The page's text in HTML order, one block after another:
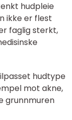
hudpleie
ikke er flest
faglig sterkt,
hudtype
mot akne,
grunnmuren